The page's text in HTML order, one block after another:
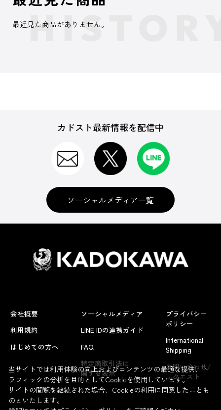
よくあるお問い合わせ
最近見た商品がありません。
カドスト最新情報を配信中
ソーシャルメディア一覧
会社概要
利用規約
はじめての方へ
ソーシャルメディア
LINE IDの連携ガイド
FAQ
特定商取引法に
関する表示
プライバシー
ポリシー
International
Shipping
お問い合わせ/
リクエスト
当サイトでは利用体験の向上およびコンテンツの最適な提供、ト
ラフィックの分析を目的としてCookieを使用しています。
サイトの閲覧を継続された場合、Cookieの利用に同意したことも
のといたします。